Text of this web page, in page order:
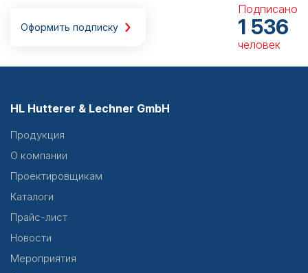
Оформить подписку
Подписано
1 536
человек
HL Hutterer & Lechner GmbH
Продукция
О компании
Проектировщикам
Каталоги
Прайс-лист
Новости
Мероприятия